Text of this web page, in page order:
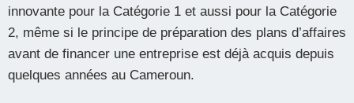
innovante pour la Catégorie 1 et aussi pour la Catégorie
2, même si le principe de préparation des plans d’affaires
avant de financer une entreprise est déjà acquis depuis
quelques années au Cameroun.